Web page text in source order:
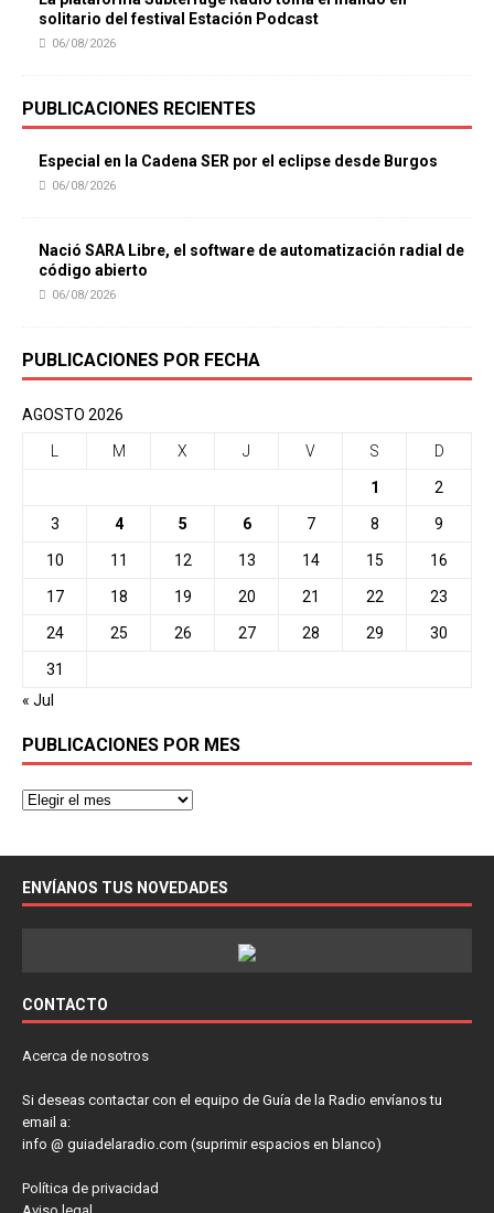
solitario del festival Estación Podcast
06/08/2026
PUBLICACIONES RECIENTES
Especial en la Cadena SER por el eclipse desde Burgos
06/08/2026
Nació SARA Libre, el software de automatización radial de
código abierto
06/08/2026
PUBLICACIONES POR FECHA
AGOSTO 2026
M X J V S D
1 2
3 4 5 6 7 8 9
10 11 12 13 14 15 16
17 18 19 20 21 22 23
24 25 26 27 28 29 30
31
« Jul
PUBLICACIONES POR MES
ENVÍANOS TUS NOVEDADES
CONTACTO
Acerca de nosotros
Si deseas contactar con el equipo de Guía de la Radio envíanos tu
email a:
info @ guiadelaradio.com (suprimir espacios en blanco)
Política de privacidad